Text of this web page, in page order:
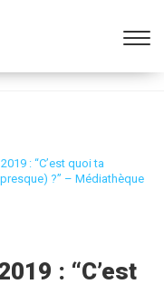
: “C’est quoi ta
?” – Médiathèque
: “C’est